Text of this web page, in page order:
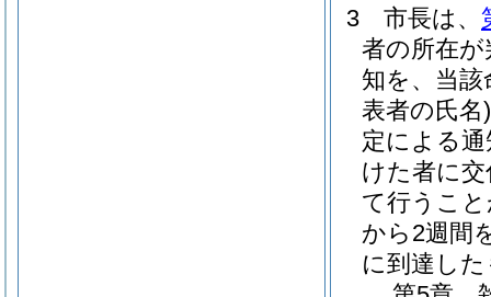
3
市長は、
者の所在
知を、当
表者の氏名)
定による
けた者に
て行うこ
から2週間
に到達し